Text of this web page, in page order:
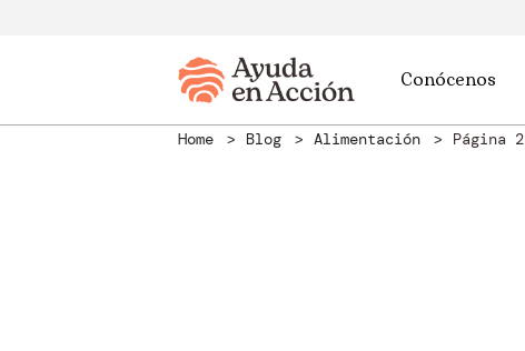
Conócenos
Home Blog Alimentación Página 2